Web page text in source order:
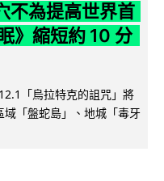
不為提高世界首
》縮短約 10 分
「烏拉特克的詛咒」將
「盤蛇島」、地城「毒牙